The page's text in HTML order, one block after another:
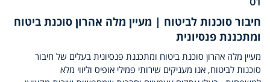
חיבור סוכנות לביטוח | מעיין מלה אהרון סוכנת ביטוח
ומתכננת פנסיונית
מעיין מלה אהרון סוכנת ביטוח ומתכננת פנסיונית בעלים של חיבור
סוכנות לביטוח, אנו מעניקים שירותי פמילי אופיס וליווי מלא